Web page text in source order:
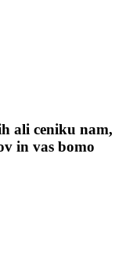
ali ceniku nam,
in vas bomo